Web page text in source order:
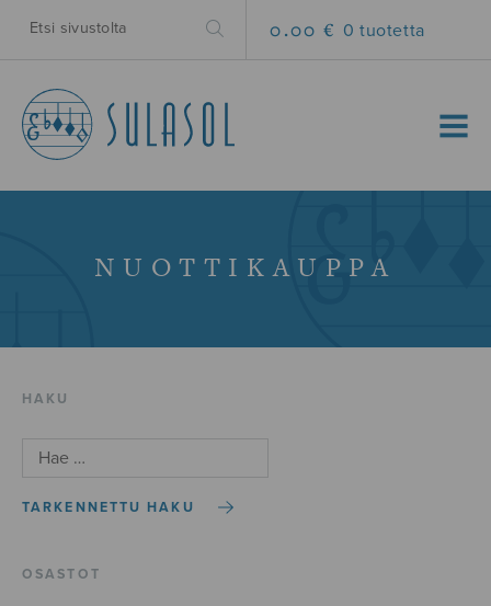
0.00 € 0 tuotetta
MENU
NUOTTIKAUPPA
HAKU
TARKENNETTU HAKU
OSASTOT